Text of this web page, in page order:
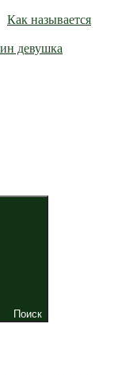
Как называется
девушка
Поиск